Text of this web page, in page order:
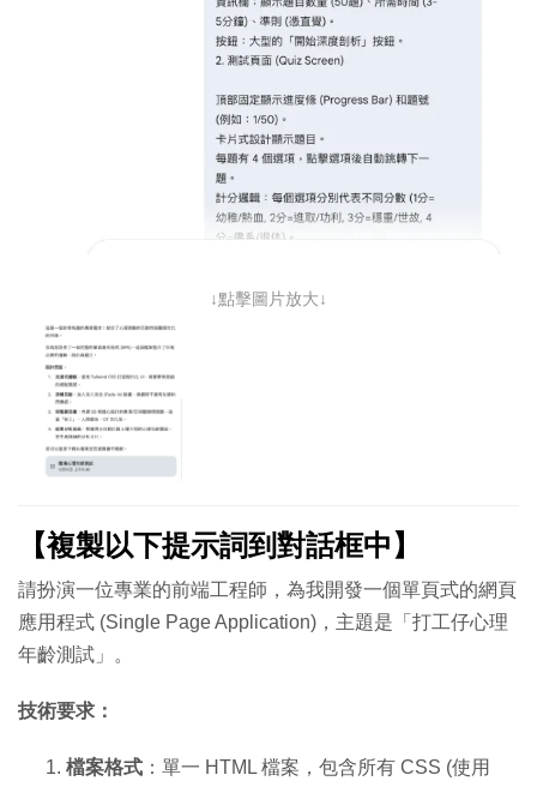
↓點擊圖片放大↓
【複製以下提示詞到對話框中】
請扮演一位專業的前端工程師，為我開發一個單頁式的網頁
應用程式 (Single Page Application)，主題是「打工仔心理
年齡測試」。
技術要求：
檔案格式 ：單一 HTML 檔案，包含所有 CSS (使用